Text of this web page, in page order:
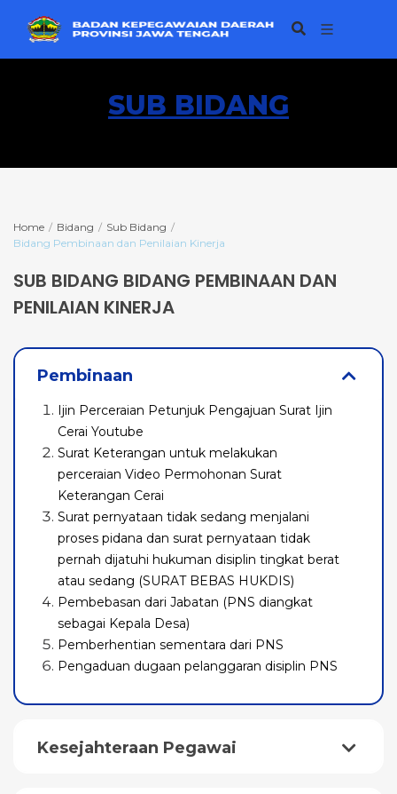
SUB BIDANG
Home Bidang
Sub Bidang
Bidang Pembinaan dan Penilaian Kinerja
SUB BIDANG BIDANG PEMBINAAN DAN
PENILAIAN KINERJA
Pembinaan
Ijin Perceraian Petunjuk Pengajuan Surat Ijin
Cerai Youtube
Surat Keterangan untuk melakukan
perceraian Video Permohonan Surat
Keterangan Cerai
Surat pernyataan tidak sedang menjalani
proses pidana dan surat pernyataan tidak
pernah dijatuhi hukuman disiplin tingkat berat
atau sedang (SURAT BEBAS HUKDIS)
Pembebasan dari Jabatan (PNS diangkat
sebagai Kepala Desa)
Pemberhentian sementara dari PNS
Pengaduan dugaan pelanggaran disiplin PNS
Kesejahteraan Pegawai